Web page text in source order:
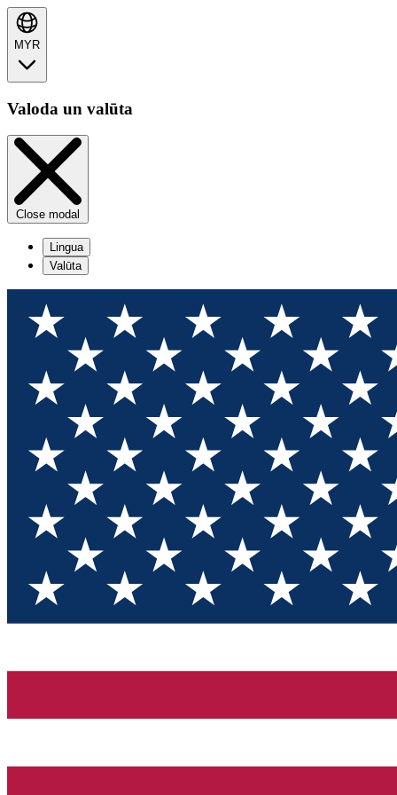
MYR
Valoda un valūta
Close modal
Lingua
Valūta